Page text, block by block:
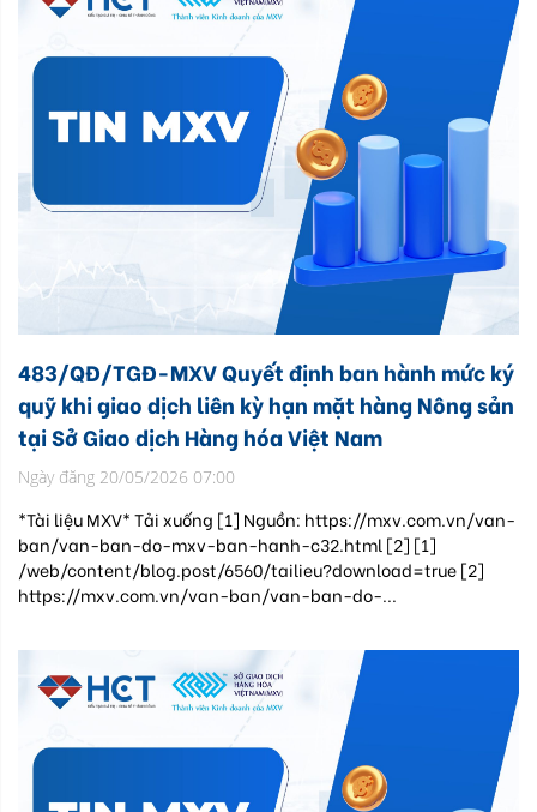
483/QĐ/TGĐ-MXV Quyết định ban hành mức ký
quỹ khi giao dịch liên kỳ hạn mặt hàng Nông sản
tại Sở Giao dịch Hàng hóa Việt Nam
Ngày đăng 20/05/2026 07:00
*Tài liệu MXV* Tải xuống [1] Nguồn: https://mxv.com.vn/van-
ban/van-ban-do-mxv-ban-hanh-c32.html [2] [1]
/web/content/blog.post/6560/tailieu?download=true [2]
https://mxv.com.vn/van-ban/van-ban-do-...